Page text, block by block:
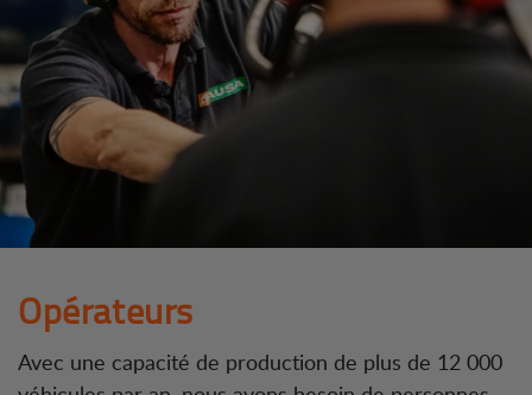
Opérateurs
Avec une capacité de production de plus de 12 000